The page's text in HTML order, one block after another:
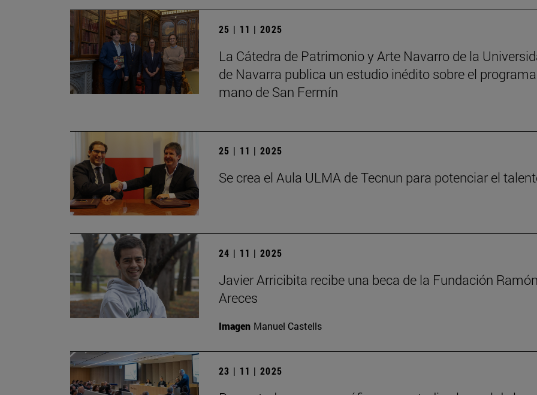
25 | 11 | 2025
La Cátedra de Patrimonio y Arte Navarro de la
de Navarra publica un estudio inédito sobre el
mano de San Fermín
25 | 11 | 2025
Se crea el Aula ULMA de Tecnun para potenciar el
24 | 11 | 2025
Javier Arricibita recibe una beca de la Fundación
Areces
Imagen Manuel Castells
23 | 11 | 2025